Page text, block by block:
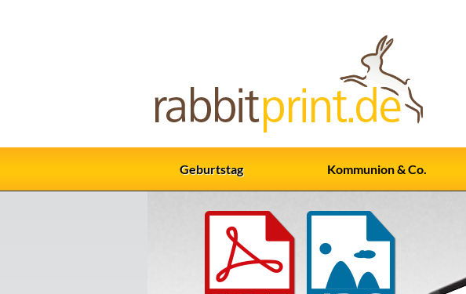
Geburtstag Kommunion & Co.